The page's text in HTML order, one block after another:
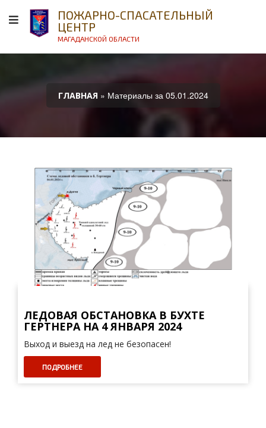
ПОЖАРНО-СПАСАТЕЛЬНЫЙ
ЦЕНТР
МАГАДАНСКОЙ ОБЛАСТИ
ГЛАВНАЯ » Материалы за 05.01.2024
ЛЕДОВАЯ ОБСТАНОВКА В БУХТЕ
ГЕРТНЕРА НА 4 ЯНВАРЯ 2024
Выход и выезд на лед не безопасен!
ПОДРОБНЕЕ